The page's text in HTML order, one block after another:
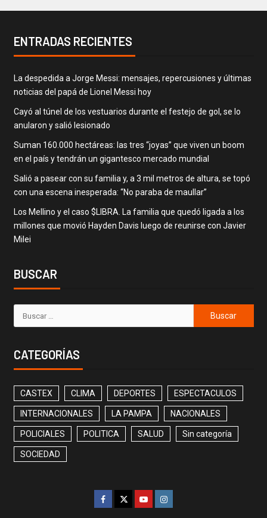
ENTRADAS RECIENTES
La despedida a Jorge Messi: mensajes, repercusiones y últimas
noticias del papá de Lionel Messi hoy
Cayó al túnel de los vestuarios durante el festejo de gol, se lo
anularon y salió lesionado
Suman 160.000 hectáreas: las tres “joyas” que viven un boom
en el país y tendrán un gigantesco mercado mundial
Salió a pasear con su familia y, a 3 mil metros de altura, se topó
con una escena inesperada: “No paraba de maullar”
Los Mellino y el caso $LIBRA. La familia que quedó ligada a los
millones que movió Hayden Davis luego de reunirse con Javier
Milei
BUSCAR
CATEGORÍAS
CASTEX CLIMA DEPORTES ESPECTACULOS
INTERNACIONALES LA PAMPA NACIONALES
POLICIALES POLITICA SALUD Sin categoría
SOCIEDAD